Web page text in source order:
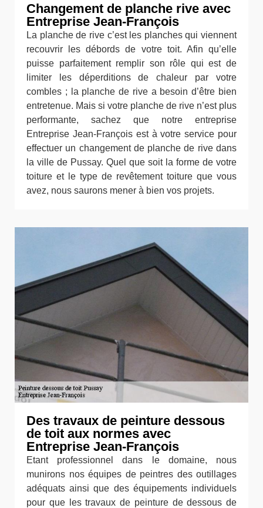
Changement de planche rive avec
Entreprise Jean-François
La planche de rive c’est les planches qui viennent
recouvrir les débords de votre toit. Afin qu’elle
puisse parfaitement remplir son rôle qui est de
limiter les déperditions de chaleur par votre
combles ; la planche de rive a besoin d’être bien
entretenue. Mais si votre planche de rive n’est plus
performante, sachez que notre entreprise
Entreprise Jean-François est à votre service pour
effectuer un changement de planche de rive dans
la ville de Pussay. Quel que soit la forme de votre
toiture et le type de revêtement toiture que vous
avez, nous saurons mener à bien vos projets.
Des travaux de peinture dessous
de toit aux normes avec
Entreprise Jean-François
Etant professionnel dans le domaine, nous
munirons nos équipes de peintres des outillages
adéquats ainsi que des équipements individuels
pour que les travaux de peinture de dessous de